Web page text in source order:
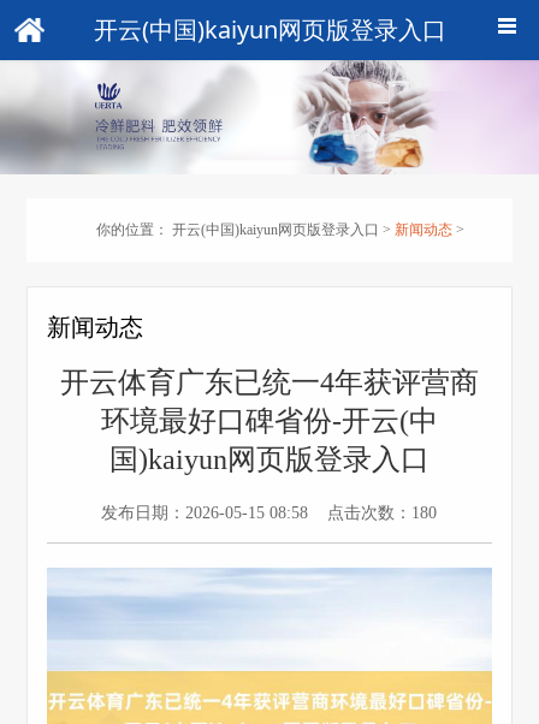
开云(中国)kaiyun网页版登录入口
你的位置： 开云(中国)kaiyun网页版登录入口 > 新闻动态 >
新闻动态
开云体育广东已统一4年获评营商
环境最好口碑省份-开云(中
国)kaiyun网页版登录入口
发布日期：2026-05-15 08:58 点击次数：180